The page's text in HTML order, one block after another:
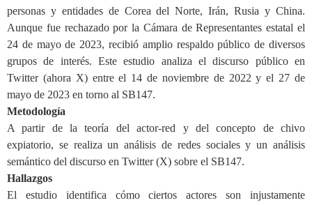
personas y entidades de Corea del Norte, Irán, Rusia y China.
Aunque fue rechazado por la Cámara de Representantes estatal el
24 de mayo de 2023, recibió amplio respaldo público de diversos
grupos de interés. Este estudio analiza el discurso público en
Twitter (ahora X) entre el 14 de noviembre de 2022 y el 27 de
mayo de 2023 en torno al SB147.
Metodología
A partir de la teoría del actor-red y del concepto de chivo
expiatorio, se realiza un análisis de redes sociales y un análisis
semántico del discurso en Twitter(X) sobre el SB147.
Hallazgos
El estudio identifica cómo ciertos actores son injustamente